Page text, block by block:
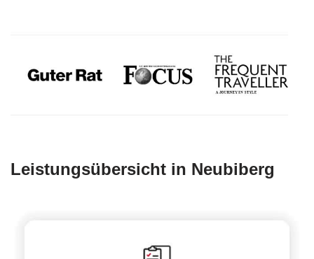
Leistungsübersicht in Neubiberg